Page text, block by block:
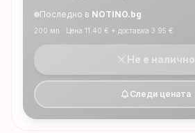
Последно в NOTINO.bg
200 мл · Цена 11.40 € + доставка 3.95 €
Не е налично
Следи цената